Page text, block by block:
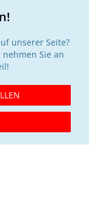
unserer Seite?
Sie an